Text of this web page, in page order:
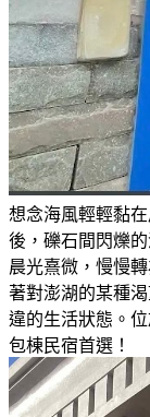
想念海風輕輕黏
後，礫石間閃爍
晨光熹微，慢慢
著對澎湖的某種
違的生活狀態。
包棟民宿首選！